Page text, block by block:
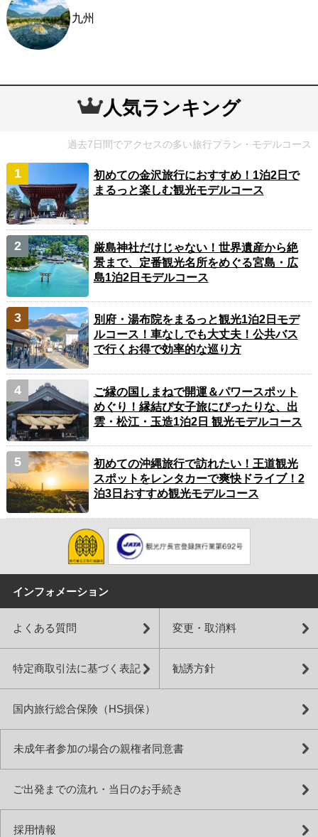
九州
人気ランキング
過去7日間でアクセスの多い旅行プラン・モデルコース
初めての金沢旅行におすすめ！1泊2日で
まるっと楽しむ観光モデルコース
厳島神社だけじゃない！世界遺産から絶
景まで、定番観光名所をめぐる宮島・広
島1泊2日モデルコース
別府・湯布院をまるっと観光1泊2日モデ
ルコース！車なしでも大丈夫！公共バス
で行くお得で効率的な巡り方
ご縁の国しまねで開運＆パワースポット
めぐり！縁結び女子旅にぴったりな、出
雲・松江・玉造1泊2日 観光モデルコース
初めての沖縄旅行で訪れたい！王道観光
スポットをレンタカーで爽快ドライブ！2
泊3日おすすめ観光モデルコース
インフォメーション
よくある質問 変更・取消料
特定商取引法に基づく表記 勧誘方針
国内旅行総合保険（HS損保）
未成年者参加の場合の親権者同意書
ご出発までの流れ・当日のお手続き
採用情報